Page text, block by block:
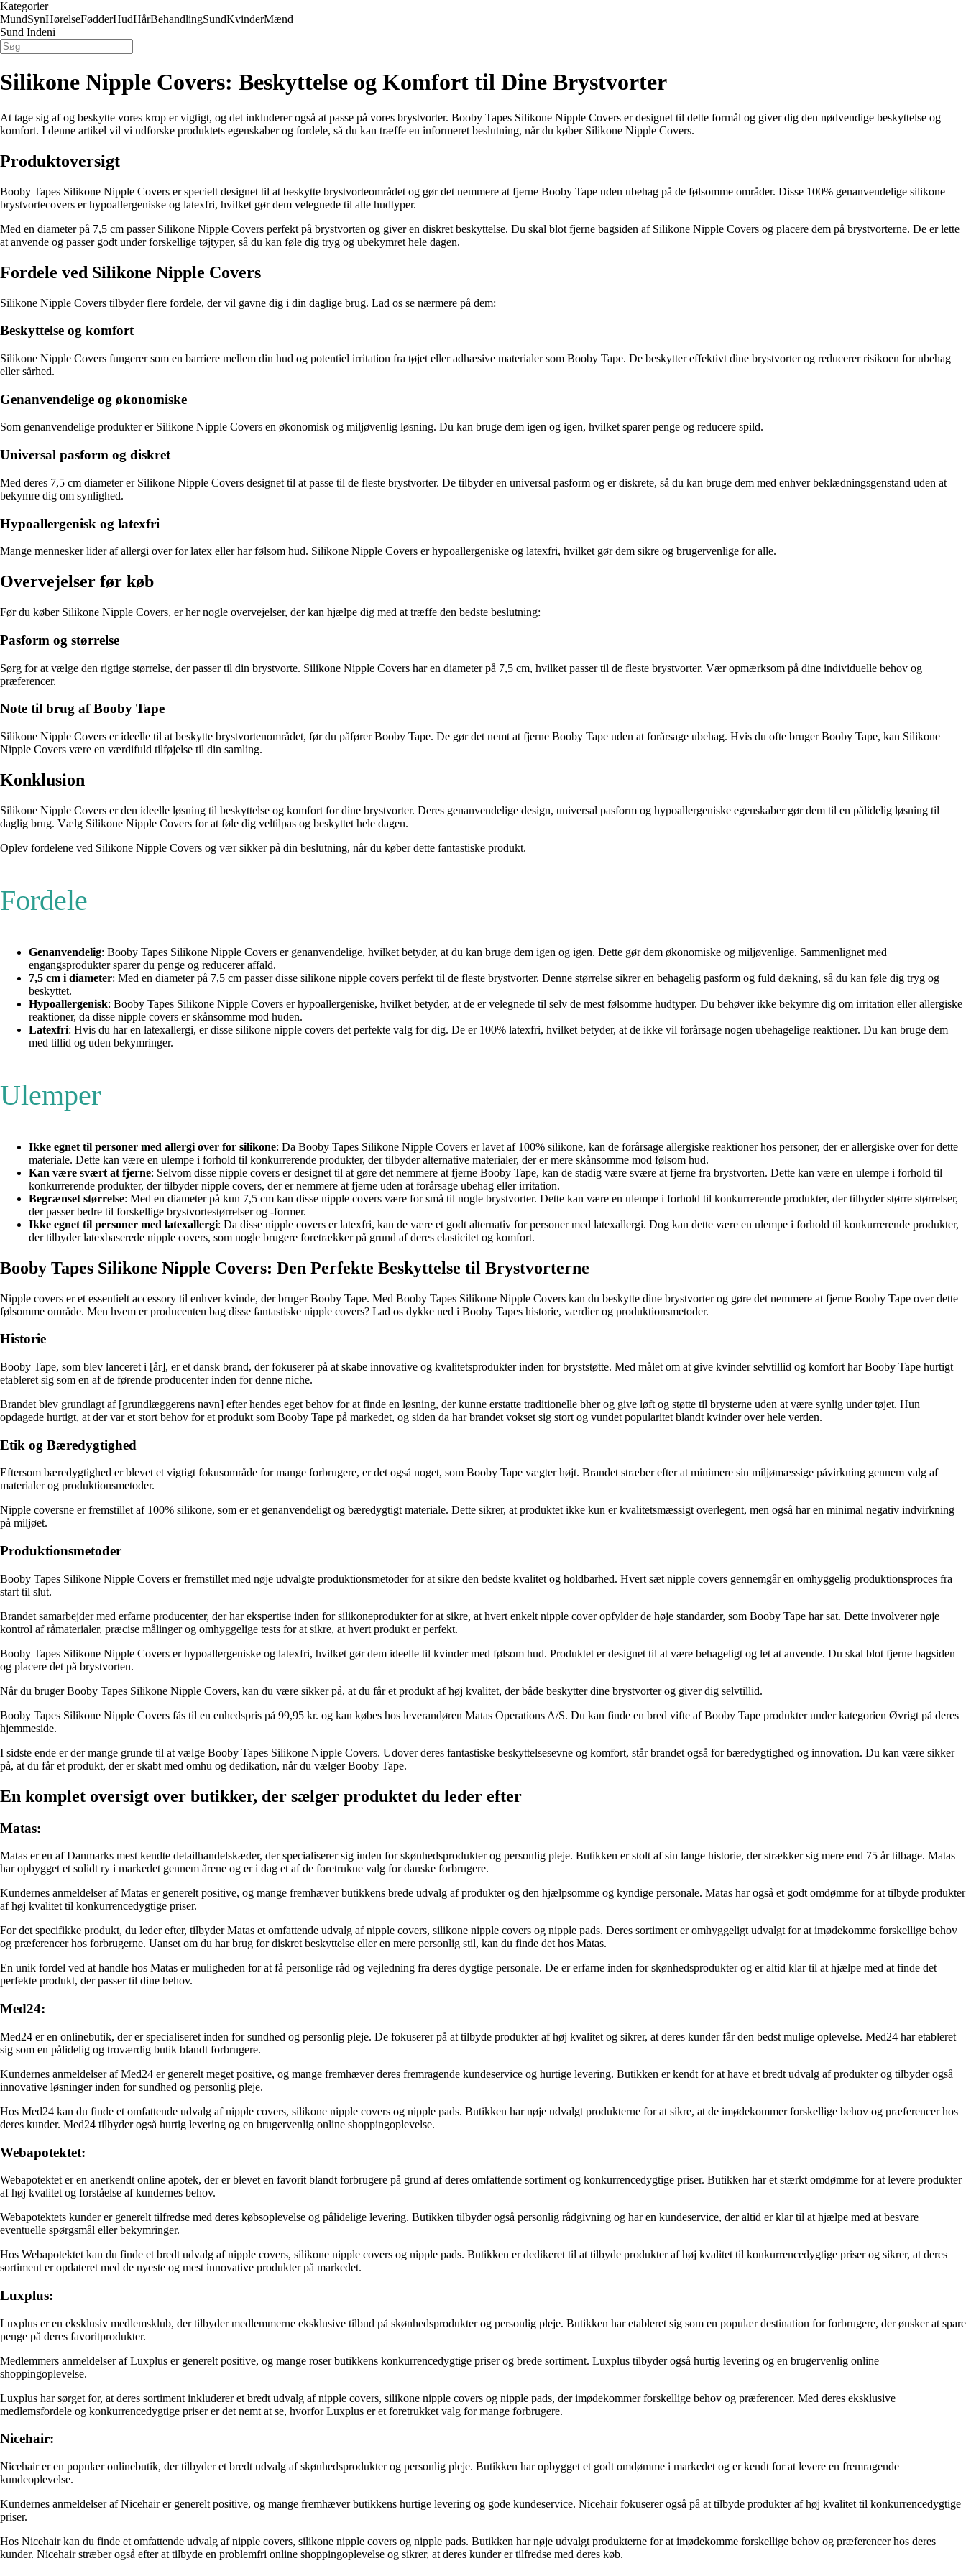
Kategorier
MundSynHørelseFødderHudHårBehandlingSundKvinderMænd
Sund Indeni
Silikone Nipple Covers: Beskyttelse og Komfort til Dine Brystvorter
At tage sig af og beskytte vores krop er vigtigt, og det inkluderer også at passe på vores brystvorter. Booby Tapes Silikone Nipple Covers er designet til dette formål og giver dig den nødvendige beskyttelse og
komfort. I denne artikel vil vi udforske produktets egenskaber og fordele, så du kan træffe en informeret beslutning, når du køber Silikone Nipple Covers.
Produktoversigt
Booby Tapes Silikone Nipple Covers er specielt designet til at beskytte brystvorteområdet og gør det nemmere at fjerne Booby Tape uden ubehag på de følsomme områder. Disse 100% genanvendelige silikone
brystvortecovers er hypoallergeniske og latexfri, hvilket gør dem velegnede til alle hudtyper.
Med en diameter på 7,5 cm passer Silikone Nipple Covers perfekt på brystvorten og giver en diskret beskyttelse. Du skal blot fjerne bagsiden af Silikone Nipple Covers og placere dem på brystvorterne. De er lette
at anvende og passer godt under forskellige tøjtyper, så du kan føle dig tryg og ubekymret hele dagen.
Fordele ved Silikone Nipple Covers
Silikone Nipple Covers tilbyder flere fordele, der vil gavne dig i din daglige brug. Lad os se nærmere på dem:
Beskyttelse og komfort
Silikone Nipple Covers fungerer som en barriere mellem din hud og potentiel irritation fra tøjet eller adhæsive materialer som Booby Tape. De beskytter effektivt dine brystvorter og reducerer risikoen for ubehag
eller sårhed.
Genanvendelige og økonomiske
Som genanvendelige produkter er Silikone Nipple Covers en økonomisk og miljøvenlig løsning. Du kan bruge dem igen og igen, hvilket sparer penge og reducere spild.
Universal pasform og diskret
Med deres 7,5 cm diameter er Silikone Nipple Covers designet til at passe til de fleste brystvorter. De tilbyder en universal pasform og er diskrete, så du kan bruge dem med enhver beklædningsgenstand uden at
bekymre dig om synlighed.
Hypoallergenisk og latexfri
Mange mennesker lider af allergi over for latex eller har følsom hud. Silikone Nipple Covers er hypoallergeniske og latexfri, hvilket gør dem sikre og brugervenlige for alle.
Overvejelser før køb
Før du køber Silikone Nipple Covers, er her nogle overvejelser, der kan hjælpe dig med at træffe den bedste beslutning:
Pasform og størrelse
Sørg for at vælge den rigtige størrelse, der passer til din brystvorte. Silikone Nipple Covers har en diameter på 7,5 cm, hvilket passer til de fleste brystvorter. Vær opmærksom på dine individuelle behov og
præferencer.
Note til brug af Booby Tape
Silikone Nipple Covers er ideelle til at beskytte brystvortenområdet, før du påfører Booby Tape. De gør det nemt at fjerne Booby Tape uden at forårsage ubehag. Hvis du ofte bruger Booby Tape, kan Silikone
Nipple Covers være en værdifuld tilføjelse til din samling.
Konklusion
Silikone Nipple Covers er den ideelle løsning til beskyttelse og komfort for dine brystvorter. Deres genanvendelige design, universal pasform og hypoallergeniske egenskaber gør dem til en pålidelig løsning til
daglig brug. Vælg Silikone Nipple Covers for at føle dig veltilpas og beskyttet hele dagen.
Oplev fordelene ved Silikone Nipple Covers og vær sikker på din beslutning, når du køber dette fantastiske produkt.
Fordele
Genanvendelig: Booby Tapes Silikone Nipple Covers er genanvendelige, hvilket betyder, at du kan bruge dem igen og igen. Dette gør dem økonomiske og miljøvenlige. Sammenlignet med
engangsprodukter sparer du penge og reducerer affald.
7,5 cm i diameter: Med en diameter på 7,5 cm passer disse silikone nipple covers perfekt til de fleste brystvorter. Denne størrelse sikrer en behagelig pasform og fuld dækning, så du kan føle dig tryg og
beskyttet.
Hypoallergenisk: Booby Tapes Silikone Nipple Covers er hypoallergeniske, hvilket betyder, at de er velegnede til selv de mest følsomme hudtyper. Du behøver ikke bekymre dig om irritation eller allergiske
reaktioner, da disse nipple covers er skånsomme mod huden.
Latexfri: Hvis du har en latexallergi, er disse silikone nipple covers det perfekte valg for dig. De er 100% latexfri, hvilket betyder, at de ikke vil forårsage nogen ubehagelige reaktioner. Du kan bruge dem
med tillid og uden bekymringer.
Ulemper
Ikke egnet til personer med allergi over for silikone: Da Booby Tapes Silikone Nipple Covers er lavet af 100% silikone, kan de forårsage allergiske reaktioner hos personer, der er allergiske over for dette
materiale. Dette kan være en ulempe i forhold til konkurrerende produkter, der tilbyder alternative materialer, der er mere skånsomme mod følsom hud.
Kan være svært at fjerne: Selvom disse nipple covers er designet til at gøre det nemmere at fjerne Booby Tape, kan de stadig være svære at fjerne fra brystvorten. Dette kan være en ulempe i forhold til
konkurrerende produkter, der tilbyder nipple covers, der er nemmere at fjerne uden at forårsage ubehag eller irritation.
Begrænset størrelse: Med en diameter på kun 7,5 cm kan disse nipple covers være for små til nogle brystvorter. Dette kan være en ulempe i forhold til konkurrerende produkter, der tilbyder større størrelser,
der passer bedre til forskellige brystvortestørrelser og -former.
Ikke egnet til personer med latexallergi: Da disse nipple covers er latexfri, kan de være et godt alternativ for personer med latexallergi. Dog kan dette være en ulempe i forhold til konkurrerende produkter,
der tilbyder latexbaserede nipple covers, som nogle brugere foretrækker på grund af deres elasticitet og komfort.
Booby Tapes Silikone Nipple Covers: Den Perfekte Beskyttelse til Brystvorterne
Nipple covers er et essentielt accessory til enhver kvinde, der bruger Booby Tape. Med Booby Tapes Silikone Nipple Covers kan du beskytte dine brystvorter og gøre det nemmere at fjerne Booby Tape over dette
følsomme område. Men hvem er producenten bag disse fantastiske nipple covers? Lad os dykke ned i Booby Tapes historie, værdier og produktionsmetoder.
Historie
Booby Tape, som blev lanceret i [år], er et dansk brand, der fokuserer på at skabe innovative og kvalitetsprodukter inden for bryststøtte. Med målet om at give kvinder selvtillid og komfort har Booby Tape hurtigt
etableret sig som en af de førende producenter inden for denne niche.
Brandet blev grundlagt af [grundlæggerens navn] efter hendes eget behov for at finde en løsning, der kunne erstatte traditionelle bher og give løft og støtte til brysterne uden at være synlig under tøjet. Hun
opdagede hurtigt, at der var et stort behov for et produkt som Booby Tape på markedet, og siden da har brandet vokset sig stort og vundet popularitet blandt kvinder over hele verden.
Etik og Bæredygtighed
Eftersom bæredygtighed er blevet et vigtigt fokusområde for mange forbrugere, er det også noget, som Booby Tape vægter højt. Brandet stræber efter at minimere sin miljømæssige påvirkning gennem valg af
materialer og produktionsmetoder.
Nipple coversne er fremstillet af 100% silikone, som er et genanvendeligt og bæredygtigt materiale. Dette sikrer, at produktet ikke kun er kvalitetsmæssigt overlegent, men også har en minimal negativ indvirkning
på miljøet.
Produktionsmetoder
Booby Tapes Silikone Nipple Covers er fremstillet med nøje udvalgte produktionsmetoder for at sikre den bedste kvalitet og holdbarhed. Hvert sæt nipple covers gennemgår en omhyggelig produktionsproces fra
start til slut.
Brandet samarbejder med erfarne producenter, der har ekspertise inden for silikoneprodukter for at sikre, at hvert enkelt nipple cover opfylder de høje standarder, som Booby Tape har sat. Dette involverer nøje
kontrol af råmaterialer, præcise målinger og omhyggelige tests for at sikre, at hvert produkt er perfekt.
Booby Tapes Silikone Nipple Covers er hypoallergeniske og latexfri, hvilket gør dem ideelle til kvinder med følsom hud. Produktet er designet til at være behageligt og let at anvende. Du skal blot fjerne bagsiden
og placere det på brystvorten.
Når du bruger Booby Tapes Silikone Nipple Covers, kan du være sikker på, at du får et produkt af høj kvalitet, der både beskytter dine brystvorter og giver dig selvtillid.
Booby Tapes Silikone Nipple Covers fås til en enhedspris på 99,95 kr. og kan købes hos leverandøren Matas Operations A/S. Du kan finde en bred vifte af Booby Tape produkter under kategorien Øvrigt på deres
hjemmeside.
I sidste ende er der mange grunde til at vælge Booby Tapes Silikone Nipple Covers. Udover deres fantastiske beskyttelsesevne og komfort, står brandet også for bæredygtighed og innovation. Du kan være sikker
på, at du får et produkt, der er skabt med omhu og dedikation, når du vælger Booby Tape.
En komplet oversigt over butikker, der sælger produktet du leder efter
Matas:
Matas er en af Danmarks mest kendte detailhandelskæder, der specialiserer sig inden for skønhedsprodukter og personlig pleje. Butikken er stolt af sin lange historie, der strækker sig mere end 75 år tilbage. Matas
har opbygget et solidt ry i markedet gennem årene og er i dag et af de foretrukne valg for danske forbrugere.
Kundernes anmeldelser af Matas er generelt positive, og mange fremhæver butikkens brede udvalg af produkter og den hjælpsomme og kyndige personale. Matas har også et godt omdømme for at tilbyde produkter
af høj kvalitet til konkurrencedygtige priser.
For det specifikke produkt, du leder efter, tilbyder Matas et omfattende udvalg af nipple covers, silikone nipple covers og nipple pads. Deres sortiment er omhyggeligt udvalgt for at imødekomme forskellige behov
og præferencer hos forbrugerne. Uanset om du har brug for diskret beskyttelse eller en mere personlig stil, kan du finde det hos Matas.
En unik fordel ved at handle hos Matas er muligheden for at få personlige råd og vejledning fra deres dygtige personale. De er erfarne inden for skønhedsprodukter og er altid klar til at hjælpe med at finde det
perfekte produkt, der passer til dine behov.
Med24:
Med24 er en onlinebutik, der er specialiseret inden for sundhed og personlig pleje. De fokuserer på at tilbyde produkter af høj kvalitet og sikrer, at deres kunder får den bedst mulige oplevelse. Med24 har etableret
sig som en pålidelig og troværdig butik blandt forbrugere.
Kundernes anmeldelser af Med24 er generelt meget positive, og mange fremhæver deres fremragende kundeservice og hurtige levering. Butikken er kendt for at have et bredt udvalg af produkter og tilbyder også
innovative løsninger inden for sundhed og personlig pleje.
Hos Med24 kan du finde et omfattende udvalg af nipple covers, silikone nipple covers og nipple pads. Butikken har nøje udvalgt produkterne for at sikre, at de imødekommer forskellige behov og præferencer hos
deres kunder. Med24 tilbyder også hurtig levering og en brugervenlig online shoppingoplevelse.
Webapotektet:
Webapotektet er en anerkendt online apotek, der er blevet en favorit blandt forbrugere på grund af deres omfattende sortiment og konkurrencedygtige priser. Butikken har et stærkt omdømme for at levere produkter
af høj kvalitet og forståelse af kundernes behov.
Webapotektets kunder er generelt tilfredse med deres købsoplevelse og pålidelige levering. Butikken tilbyder også personlig rådgivning og har en kundeservice, der altid er klar til at hjælpe med at besvare
eventuelle spørgsmål eller bekymringer.
Hos Webapotektet kan du finde et bredt udvalg af nipple covers, silikone nipple covers og nipple pads. Butikken er dedikeret til at tilbyde produkter af høj kvalitet til konkurrencedygtige priser og sikrer, at deres
sortiment er opdateret med de nyeste og mest innovative produkter på markedet.
Luxplus:
Luxplus er en eksklusiv medlemsklub, der tilbyder medlemmerne eksklusive tilbud på skønhedsprodukter og personlig pleje. Butikken har etableret sig som en populær destination for forbrugere, der ønsker at spare
penge på deres favoritprodukter.
Medlemmers anmeldelser af Luxplus er generelt positive, og mange roser butikkens konkurrencedygtige priser og brede sortiment. Luxplus tilbyder også hurtig levering og en brugervenlig online
shoppingoplevelse.
Luxplus har sørget for, at deres sortiment inkluderer et bredt udvalg af nipple covers, silikone nipple covers og nipple pads, der imødekommer forskellige behov og præferencer. Med deres eksklusive
medlemsfordele og konkurrencedygtige priser er det nemt at se, hvorfor Luxplus er et foretrukket valg for mange forbrugere.
Nicehair:
Nicehair er en populær onlinebutik, der tilbyder et bredt udvalg af skønhedsprodukter og personlig pleje. Butikken har opbygget et godt omdømme i markedet og er kendt for at levere en fremragende
kundeoplevelse.
Kundernes anmeldelser af Nicehair er generelt positive, og mange fremhæver butikkens hurtige levering og gode kundeservice. Nicehair fokuserer også på at tilbyde produkter af høj kvalitet til konkurrencedygtige
priser.
Hos Nicehair kan du finde et omfattende udvalg af nipple covers, silikone nipple covers og nipple pads. Butikken har nøje udvalgt produkterne for at imødekomme forskellige behov og præferencer hos deres
kunder. Nicehair stræber også efter at tilbyde en problemfri online shoppingoplevelse og sikrer, at deres kunder er tilfredse med deres køb.